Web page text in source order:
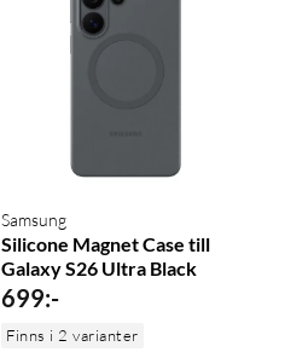
Samsung
Silicone Magnet Case till
Galaxy S26 Ultra Black
699:-
Finns i 2 varianter